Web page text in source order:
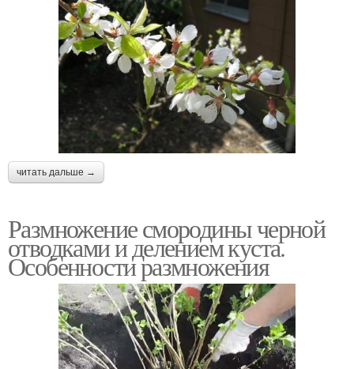
читать дальше →
Размножение смородины черной
отводками и делением куста.
Особенности размножения